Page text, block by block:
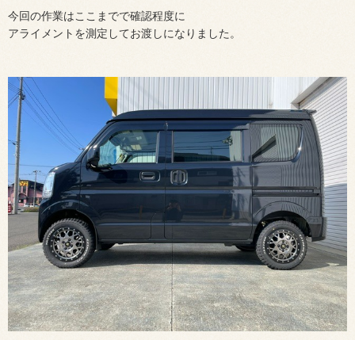
今回の作業はここまでで確認程度に
アライメントを測定してお渡しになりました。